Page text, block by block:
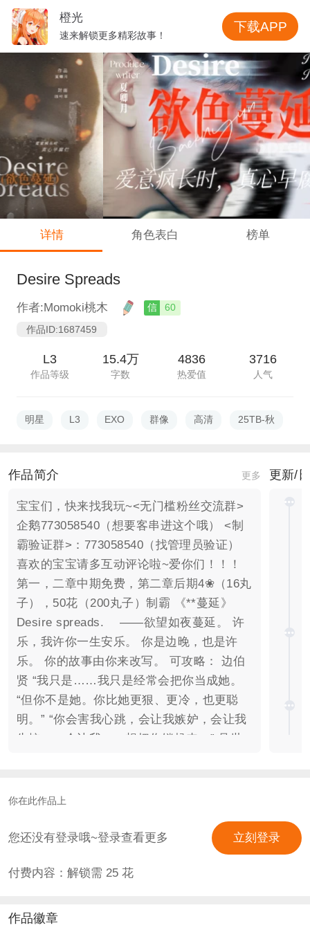
详情 角色表白 榜单
Desire Spreads
作者:Momoki桃木 信
60
作品ID:1687459
L3
作品等级
15.4万
字数
4836
热爱值
3716
人气
明星 L3 EXO 群像 高清 25TB-秋
作品简介 更多
宝宝们，快来找我玩~<无门槛粉丝交流群>
企鹅773058540（想要客串进这个哦） <制
霸验证群>：773058540（找管理员验证）
喜欢的宝宝请多互动评论啦~爱你们！！！
第一，二章中期免费，第二章后期4❀（16丸
子），50花（200丸子）制霸 《**蔓延》
Desire spreads. ——欲望如夜蔓延。 许
乐，我许你一生安乐。 你是边晚，也是许
乐。 你的故事由你来改写。 可攻略： 边伯
贤 “我只是……我只是经常会把你当成她。
“但你不是她。你比她更狠、更冷，也更聪
明。” “你会害我心跳，会让我嫉妒，会让我
失控……会让我……想把你锁起来。” 吴世
誓， 我朴灿烈会爱你，护你一辈子’ 全局架
力投入这部作品。 也接受大家所有负面评价
与爱。 一体机更新会慢，会努力更新的 爱
你们，我是Momoki 素材来源于网络，侵删
更新/
你在此作品上
您还没有登录哦~登录查看更多 立刻登录
付费内容：解锁需 25花
作品徽章
橙光
速来解锁更多精彩故事！
下载APP